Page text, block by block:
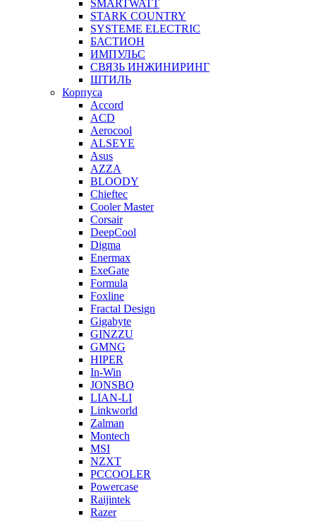
SMARTWATT
STARK COUNTRY
SYSTEME ELECTRIC
БАСТИОН
ИМПУЛЬС
СВЯЗЬ ИНЖИНИРИНГ
ШТИЛЬ
Корпуса
Accord
ACD
Aerocool
ALSEYE
Asus
AZZA
BLOODY
Chieftec
Cooler Master
Corsair
DeepCool
Digma
Enermax
ExeGate
Formula
Foxline
Fractal Design
Gigabyte
GINZZU
GMNG
HIPER
In-Win
JONSBO
LIAN-LI
Linkworld
Zalman
Montech
MSI
NZXT
PCCOOLER
Powercase
Raijintek
Razer